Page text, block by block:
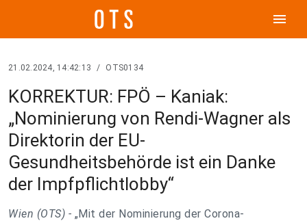
menu
21.02.2024, 14:42:13 / OTS0134
KORREKTUR: FPÖ – Kaniak:
„Nominierung von Rendi-Wagner als
Direktorin der EU-
Gesundheitsbehörde ist ein Danke
der Impfpflichtlobby“
Wien (OTS) - „Mit der Nominierung der Corona-